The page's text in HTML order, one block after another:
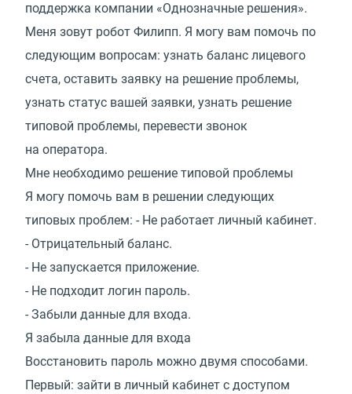
поддержка компании «Однозначные решения».
Меня зовут робот Филипп. Я могу вам помочь по
следующим вопросам: узнать баланс лицевого
счета, оставить заявку на решение проблемы,
узнать статус вашей заявки, узнать решение
типовой проблемы, перевести звонок
на оператора.
Мне необходимо решение типовой проблемы
Я могу помочь вам в решении следующих
типовых проблем: - Не работает личный кабинет.
- Отрицательный баланс.
- Не запускается приложение.
- Не подходит логин пароль.
- Забыли данные для входа.
Я забыла данные для входа
Восстановить пароль можно двумя способами.
Первый: зайти в личный кабинет с доступом